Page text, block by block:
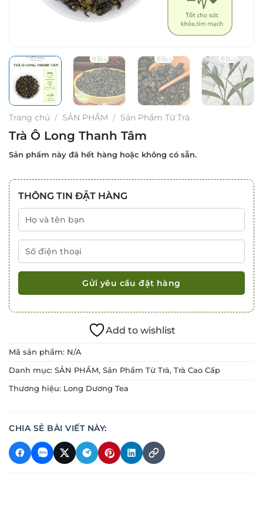
Trang chủ / SẢN PHẨM / Sản Phẩm Từ Trà
Trà Ô Long Thanh Tâm
Sản phẩm này đã hết hàng hoặc không có sẵn.
THÔNG TIN ĐẶT HÀNG
Add to wishlist
Mã sản phẩm: N/A
Danh mục: SẢN PHẨM, Sản Phẩm Từ Trà, Trà Cao Cấp
Thương hiệu: Long Dương Tea
CHIA SẺ BÀI VIẾT NÀY: